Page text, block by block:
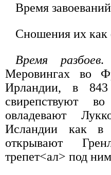
Время
Сношения их как
Время разбоев.
Меровингах во
Ирландии, в
свирепствуют
овладевают
Исландии как в
открывают
трепет<ал> под